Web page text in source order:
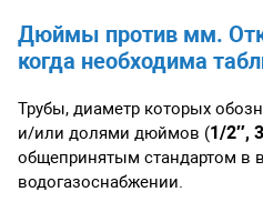
Дюймы против мм.
когда необходима
Трубы, диаметр которых
и/или долями дюймов (1/2″,
общепринятым стандартом в
водогазоснабжении.